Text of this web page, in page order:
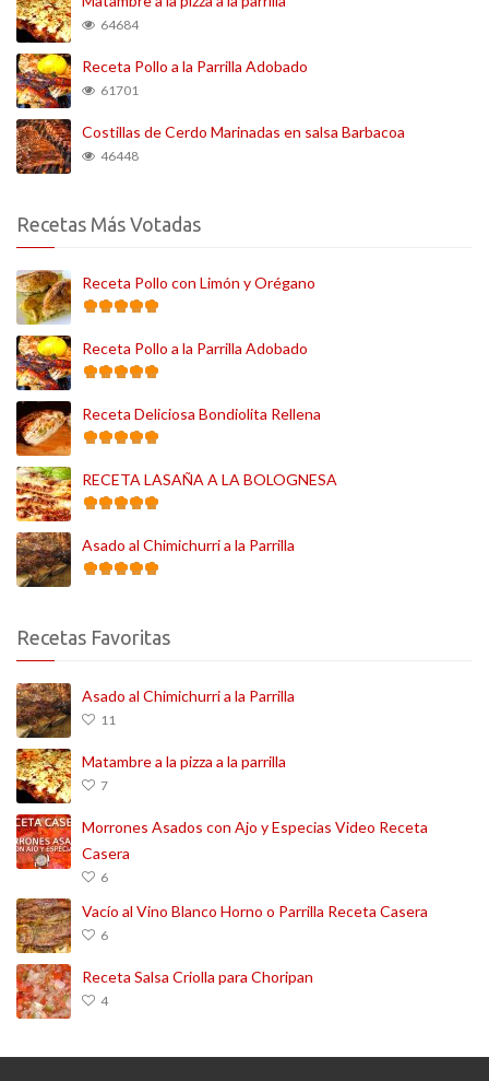
64684
Receta Pollo a la Parrilla Adobado
61701
Costillas de Cerdo Marinadas en salsa Barbacoa
46448
Recetas Más Votadas
Receta Pollo con Limón y Orégano
Receta Pollo a la Parrilla Adobado
Receta Deliciosa Bondiolita Rellena
RECETA LASAÑA A LA BOLOGNESA
Asado al Chimichurri a la Parrilla
Recetas Favoritas
Asado al Chimichurri a la Parrilla
11
Matambre a la pizza a la parrilla
7
Morrones Asados con Ajo y Especias Video Receta
Casera
6
Vacío al Vino Blanco Horno o Parrilla Receta Casera
6
Receta Salsa Criolla para Choripan
4